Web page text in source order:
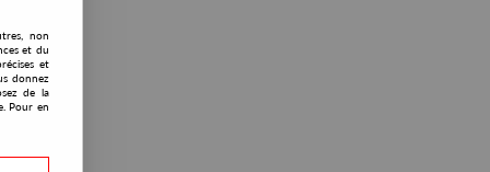
non
et du
et
donnez
de la
Pour en